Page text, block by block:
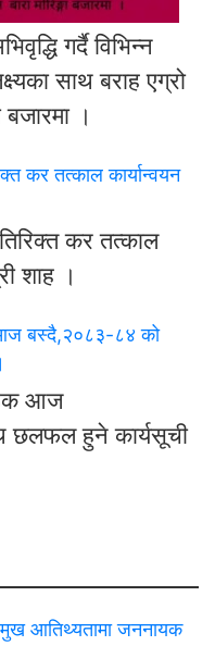
गर्दै विभिन्न
साथ बराह एग्रो
।
कर तत्काल
शाह ।
आज
छलफल हुने कार्यसूची